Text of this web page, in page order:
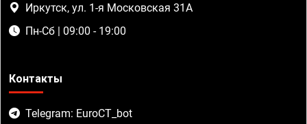
Иркутск, ул. 1-я Московская 31А
Пн-Сб | 09:00 - 19:00
Контакты
Telegram: EuroCT_bot